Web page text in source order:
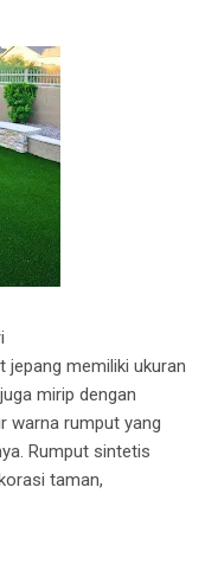
jepang memiliki ukuran
mirip dengan
warna rumput yang
Rumput sintetis
taman,